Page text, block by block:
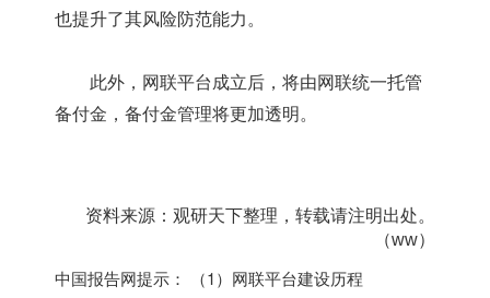
也提升了其风险防范能力。
此外，网联平台成立后，将由网联统一托管
备付金，备付金管理将更加透明。
资料来源：观研天下整理，转载请注明出处。
（ww）
中国报告网提示： （1）网联平台建设历程